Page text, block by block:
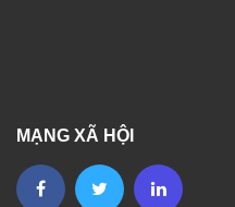
MẠNG XÃ HỘI